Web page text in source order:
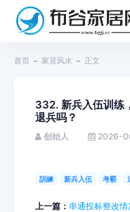
首页 家居风水 正文
332. 新兵入伍训练
退兵吗？
创始人 2026-
訓練 新兵入伍 考覈
上一篇： 串通投标整改